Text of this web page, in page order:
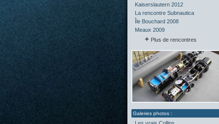
Kaiserslautern 2012
La rencontre Subnautica
Île Bouchard 2008
Meaux 2009
Plus de rencontres